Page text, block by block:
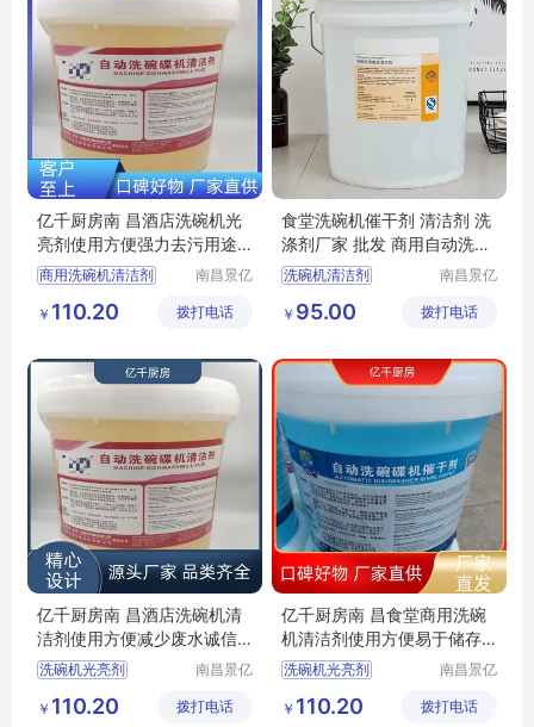
亿千厨房南 昌酒店洗碗机光
亮剂使用方便强力去污用途
广泛
商用洗碗机清洁剂
洗碗机清洁剂厂家
商用洗碗机催干剂厂家
南昌景亿
有限公司
￥ 110.20 拨打电话
食堂洗碗机催干剂 清洁剂 洗
涤剂厂家 批发 商用自动洗碗
机光亮剂
洗碗机清洁剂
洗碗机催干剂
洗碗机催干剂厂家
南昌景亿
有限公司
￥ 95.00 拨打电话
亿千厨房南 昌酒店洗碗机清
洁剂使用方便减少废水诚信
经营
洗碗机光亮剂
洗碗机清洁剂厂家
南昌景亿
有限公司
￥ 110.20 拨打电话
亿千厨房南 昌食堂商用洗碗
机清洁剂使用方便易于储存
诚信经营
洗碗机光亮剂
洗碗机清洁剂厂家
南昌景亿
有限公司
￥ 110.20 拨打电话